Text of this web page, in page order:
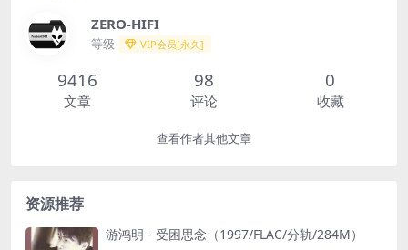
ZERO-HIFI
等级 VIP会员[永久]
9416
文章
98
评论
0
收藏
查看作者其他文章
资源推荐
游鸿明 - 受困思念（1997/FLAC/分轨/284M）